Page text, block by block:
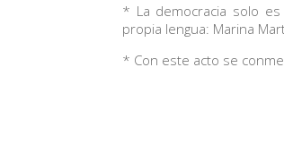
* La democracia solo
propia lengua: Marina
* Con este acto se